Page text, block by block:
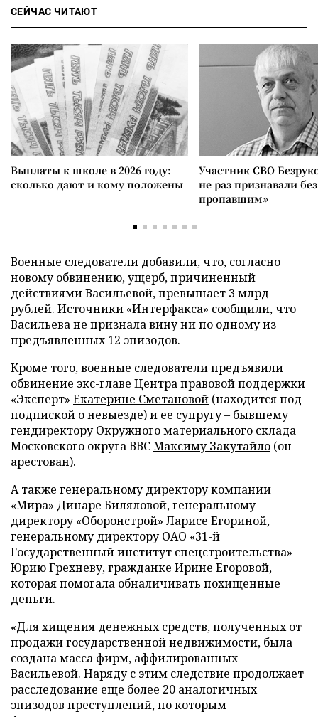
СЕЙЧАС ЧИТАЮТ
Выплаты к школе в 2026 году:
сколько дают и кому положены
Участник СВО
не раз признавали
пропавшим»
Военные следователи добавили, что, согласно
новому обвинению, ущерб, причиненный
действиями Васильевой, превышает 3 млрд
рублей. Источники «Интерфакса» сообщили, что
Васильева не признала вину ни по одному из
предъявленных 12 эпизодов.
Кроме того, военные следователи предъявили
обвинение экс-главе Центра правовой поддержки
«Эксперт» Екатерине Сметановой (находится под
подпиской о невыезде) и ее супругу – бывшему
гендиректору Окружного материального склада
Московского округа ВВСМаксиму Закутайло (он
арестован).
А также генеральному директору компании
«Мира» Динаре Биляловой, генеральному
директору «Оборонстрой» Ларисе Егориной,
генеральному директору ОАО «31-й
Государственный институт спецстроительства»
Юрию Грехневу, гражданке Ирине Егоровой,
которая помогала обналичивать похищенные
деньги.
«Для хищения денежных средств, полученных от
продажи государственной недвижимости, была
создана масса фирм, аффилированных
Васильевой. Наряду с этим следствие продолжает
расследование еще более 20 аналогичных
эпизодов преступлений, по которым